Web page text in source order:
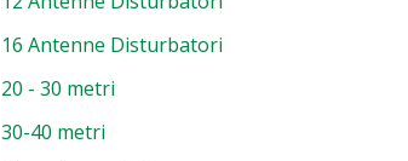
16 Antenne Disturbatori
20 - 30 metri
30-40 metri